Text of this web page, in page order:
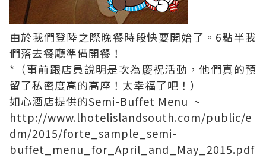
由於我們登陸之際晚餐時段快要開始了。6點半我
們落去餐廳準備開餐！
*（事前跟店員說明是次為慶祝活動，他們真的預
留了私密度高的高座！太幸福了吧！）
如心酒店提供的Semi-Buffet Menu ~
http://www.lhotelislandsouth.com/public/e
dm/2015/forte_sample_semi-
buffet_menu_for_April_and_May_2015.pdf